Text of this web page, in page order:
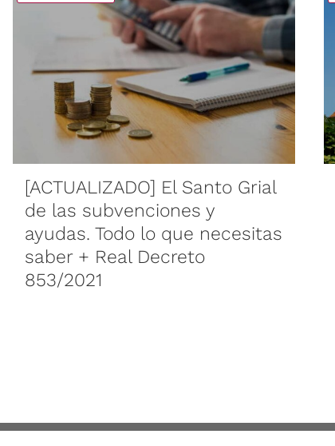
[ACTUALIZADO] El Santo Grial
de las subvenciones y
ayudas. Todo lo que necesitas
saber + Real Decreto
853/2021